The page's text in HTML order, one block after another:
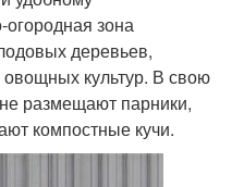
зона
деревьев,
культур. В свою
размещают парники,
компостные кучи.